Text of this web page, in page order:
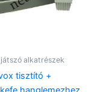
alkatrészek
tisztító +